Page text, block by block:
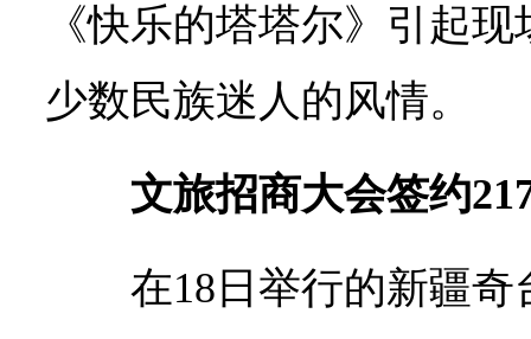
《快乐的塔塔尔》引起
少数民族迷人的风情。
文旅招商大会签约
在18日举行的新疆奇